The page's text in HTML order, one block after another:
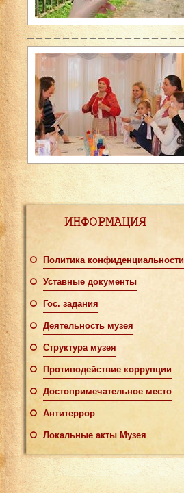
ИНФОРМАЦИЯ
Политика конфиденциальности
Уставные документы
Гос. задания
Деятельность музея
Структура музея
Противодействие коррупции
Достопримечательное место
Антитеррор
Локальные акты Музея